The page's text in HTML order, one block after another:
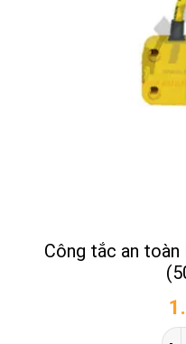
Công tắc an toàn